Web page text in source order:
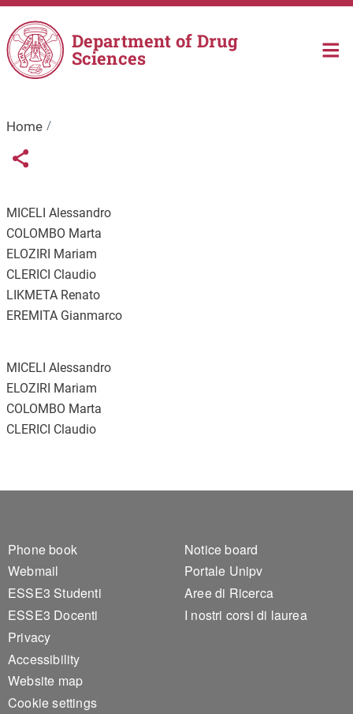
Skip to main content
Department of Drug
Sciences
Home
Links condivisione social
Share button
MICELI Alessandro
COLOMBO Marta
ELOZIRI Mariam
CLERICI Claudio
LIKMETA Renato
EREMITA Gianmarco
MICELI Alessandro
ELOZIRI Mariam
COLOMBO Marta
CLERICI Claudio
Footer 1
Phone book
Webmail
ESSE3 Studenti
ESSE3 Docenti
Privacy
Accessibility
Website map
Cookie settings
Footer 2
Notice board
Portale Unipv
Aree di Ricerca
I nostri corsi di laurea